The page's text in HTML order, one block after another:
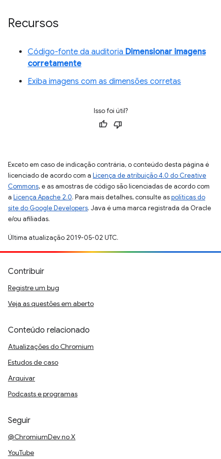
Recursos
Código-fonte da auditoria Dimensionar imagens
corretamente
Exiba imagens com as dimensões corretas
Isso foi útil?
Exceto em caso de indicação contrária, o conteúdo desta página é
licenciado de acordo com a Licença de atribuição 4.0 do Creative
Commons, e as amostras de código são licenciadas de acordo com
a Licença Apache 2.0. Para mais detalhes, consulte aspolíticas do
site do Google Developers. Java é uma marca registrada da Oracle
e/ou afiliadas.
Última atualização 2019-05-02 UTC.
Contribuir
Registre um bug
Veja as questões em aberto
Conteúdo relacionado
Atualizações do Chromium
Estudos de caso
Arquivar
Podcasts e programas
Seguir
@ChromiumDev no X
YouTube